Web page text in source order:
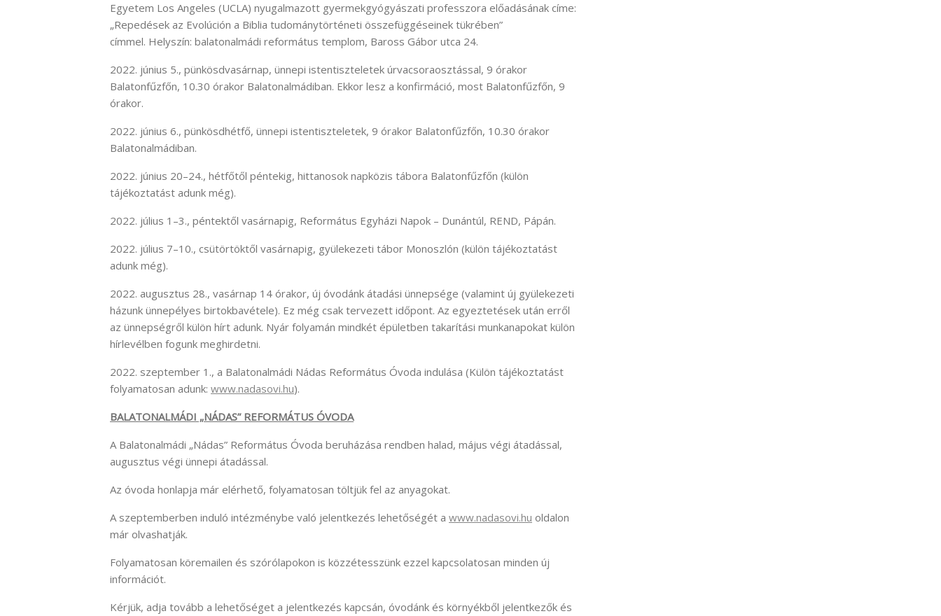
Egyetem Los Angeles (UCLA) nyugalmazott gyermekgyógyászati professzora előadásának címe:
„Repedések az Evolúción a Biblia tudománytörténeti összefüggéseinek tükrében”
címmel. Helyszín: balatonalmádi református templom, Baross Gábor utca 24.
2022. június 5., pünkösdvasárnap, ünnepi istentiszteletek úrvacsoraosztással, 9 órakor
Balatonfűzfőn, 10.30 órakor Balatonalmádiban. Ekkor lesz a konfirmáció, most Balatonfűzfőn, 9
órakor.
2022. június 6., pünkösdhétfő, ünnepi istentiszteletek, 9 órakor Balatonfűzfőn, 10.30 órakor
Balatonalmádiban.
2022. június 20–24., hétfőtől péntekig, hittanosok napközis tábora Balatonfűzfőn (külön
tájékoztatást adunk még).
2022. július 1–3., péntektől vasárnapig, Református Egyházi Napok – Dunántúl, REND, Pápán.
2022. július 7–10., csütörtöktől vasárnapig, gyülekezeti tábor Monoszlón (külön tájékoztatást
adunk még).
2022. augusztus 28., vasárnap 14 órakor, új óvodánk átadási ünnepsége (valamint új gyülekezeti
házunk ünnepélyes birtokbavétele). Ez még csak tervezett időpont. Az egyeztetések után erről
az ünnepségről külön hírt adunk. Nyár folyamán mindkét épületben takarítási munkanapokat külön
hírlevélben fogunk meghirdetni.
2022. szeptember 1., a Balatonalmádi Nádas Református Óvoda indulása (Külön tájékoztatást
folyamatosan adunk: www.nadasovi.hu).
BALATONALMÁDI „NÁDAS” REFORMÁTUS ÓVODA
A Balatonalmádi „Nádas” Református Óvoda beruházása rendben halad, május végi átadással,
augusztus végi ünnepi átadással.
Az óvoda honlapja már elérhető, folyamatosan töltjük fel az anyagokat.
A szeptemberben induló intézménybe való jelentkezés lehetőségét a www.nadasovi.hu oldalon
már olvashatják.
Folyamatosan köremailen és szórólapokon is közzétesszünk ezzel kapcsolatosan minden új
információt.
Kérjük, adja tovább a lehetőséget a jelentkezés kapcsán, óvodánk és környékből jelentkezők és